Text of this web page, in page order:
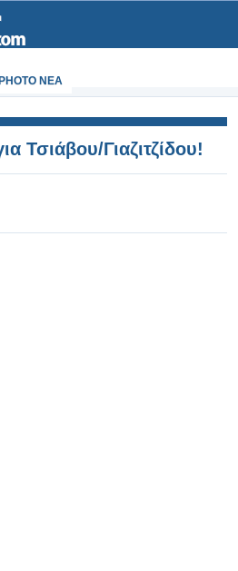
PHOTO NEA
Τσιάβου/Γιαζιτζίδου!